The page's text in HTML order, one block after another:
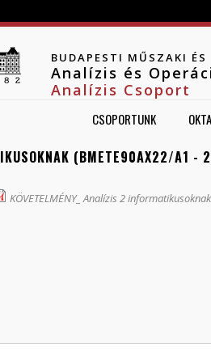
BUDAPESTI MŰSZAKI
Analízis és
Analízis Csoport
CSOPORTUNK
(BMETE90AX22/A1
KÖVETELMÉNY_ Analízis 2